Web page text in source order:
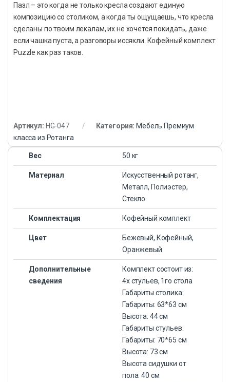
Пазл – это когда не только кресла создают единую
композицию со столиком, а когда ты ощущаешь, что кресла
сделаны по твоим лекалам, их не хочется покидать, даже
если чашка пуста, а разговоры иссякли. Кофейный комплект
Puzzle как раз таков.
Артикул: HG-047 Категория: Мебель Премиум
класса из Ротанга
Вес 50 кг
Материал
Искусственный ротанг,
Металл, Полиэстер,
Стекло
Комплектация Кофейный комплект
Цвет
Бежевый, Кофейный,
Оранжевый
Дополнительные
сведения
Комплект состоит из:
4х стульев, 1го стола
Габариты столика:
Габариты: 63*63 см
Высота: 44 см
Габариты стульев:
Габариты: 70*65 см
Высота: 73 см
Высота сидушки от
пола: 40 см